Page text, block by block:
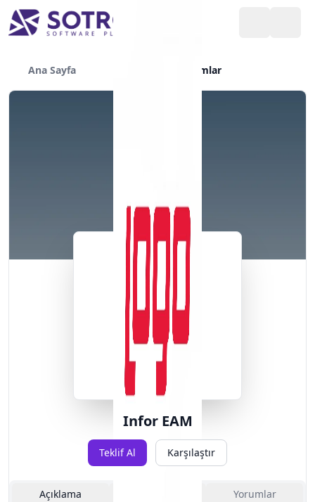
Ana Sayfa Yazılımlar
Infor EAM
Teklif Al Karşılaştır
Açıklama Yorumlar